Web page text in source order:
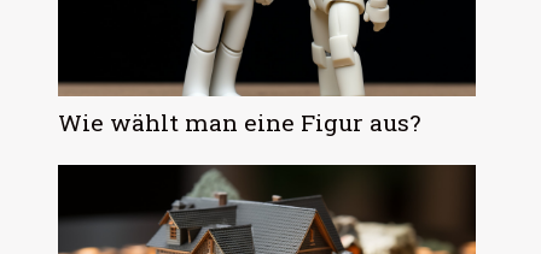
Wie wählt man eine Figur aus?